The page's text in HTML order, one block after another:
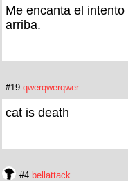
Me encanta el
arriba.
#19 qwerqwerqwer
cat is death
#4 bellattack